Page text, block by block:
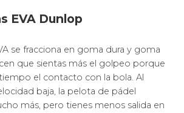
EVA Dunlop
se fracciona en goma dura y goma
que sientas más el golpeo porque
el contacto con la bola. Al
baja, la pelota de pádel
más, pero tienes menos salida en